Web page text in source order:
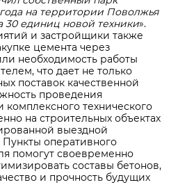
на территории Поволжья
30 единиц новой техники».
и застройщики также
цемента через
необходимость работы
что дает не только
поставок качественной
проведения
технического
на строительных объектах
выездной
оперативного
помогут своевременно
составы бетонов,
и прочность будущих